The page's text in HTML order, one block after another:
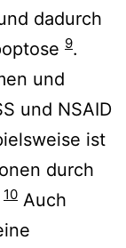
dadurch
9.
und
und NSAID
ist
durch
10 Auch